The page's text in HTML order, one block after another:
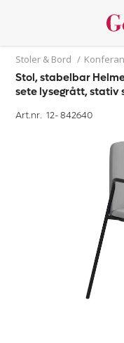
Stoler & Bord /
Stol, stabelbar
sete lysegrått, stativ
Art.nr. 12-842640